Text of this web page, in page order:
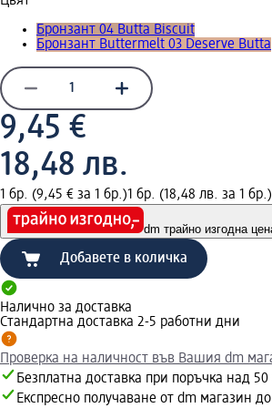
Бронзант 04 Butta Biscuit
Бронзант Buttermelt 03 Deserve Butta
9,45 €
18,48 лв.
1 бр. (9,45 € за 1 бр.)1 бр. (18,48 лв. за 1 бр.)
dm трайно изгодна
Добавете в количка
Налично за доставка
Стандартна доставка 2-5 работни дни
Проверка на наличност във Вашия dm
Безплатна доставка при поръчка над
Експресно получаване от dm магазин